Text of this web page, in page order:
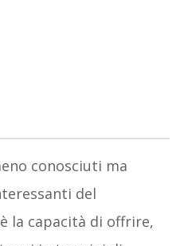
conosciuti ma
del
la capacità di offrire,